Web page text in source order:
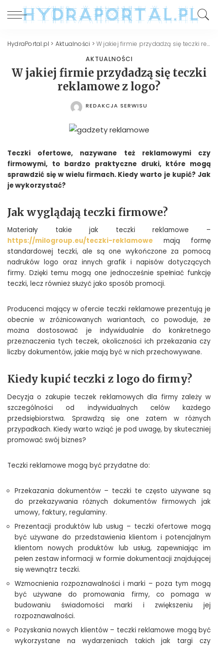
HydraPortal.pl > Aktualności >W jakiej firmie przydadzą się teczki reklamowe z logo?
AKTUALNOŚCI
W jakiej firmie przydadzą się teczki
reklamowe z logo?
POSTED
REDAKCJA SERWISU
Teczki ofertowe, nazywane też reklamowymi czy
firmowymi, to bardzo praktyczne druki, które mogą
sprawdzić się w wielu firmach. Kiedy warto je kupić? Jak
je wykorzystać?
Jak wyglądają teczki firmowe?
Materiały takie jak teczki reklamowe –
https://milogroup.eu/teczki-reklamowe mają formę
standardowej teczki, ale są one wykończone za pomocą
nadruków logo oraz innych grafik i napisów dotyczących
firmy. Dzięki temu mogą one jednocześnie spełniać funkcję
teczki, lecz również służyć jako sposób promocji.
Producenci mający w ofercie teczki reklamowe prezentują je
obecnie w zróżnicowanych wariantach, co powoduje, że
można dostosować je indywidualnie do konkretnego
przeznaczenia tych teczek, okoliczności ich przekazania czy
liczby dokumentów, jakie mają być w nich przechowywane.
Kiedy kupić teczki z logo do firmy?
Decyzja o zakupie teczek reklamowych dla firmy zależy w
szczególności od indywidualnych celów każdego
przedsiębiorstwa. Sprawdzą się one zatem w różnych
przypadkach. Kiedy warto wziąć je pod uwagę, by skuteczniej
promować swój biznes?
Teczki reklamowe mogą być przydatne do:
Przekazania dokumentów – teczki te często używane są
do przekazywania różnych dokumentów firmowych jak
umowy, faktury, regulaminy.
Prezentacji produktów lub usług – teczki ofertowe mogą
być używane do przedstawienia klientom i potencjalnym
klientom nowych produktów lub usług, zapewniając im
pełen zestaw informacji w formie dokumentacji znajdującej
się wewnątrz teczki.
Wzmocnienia rozpoznawalności i marki – poza tym mogą
być używane do promowania firmy, co pomaga w
budowaniu świadomości marki i zwiększeniu jej
rozpoznawalności.
Pozyskania nowych klientów – teczki reklamowe mogą być
wykorzystane na wydarzeniach takich jak targi czy